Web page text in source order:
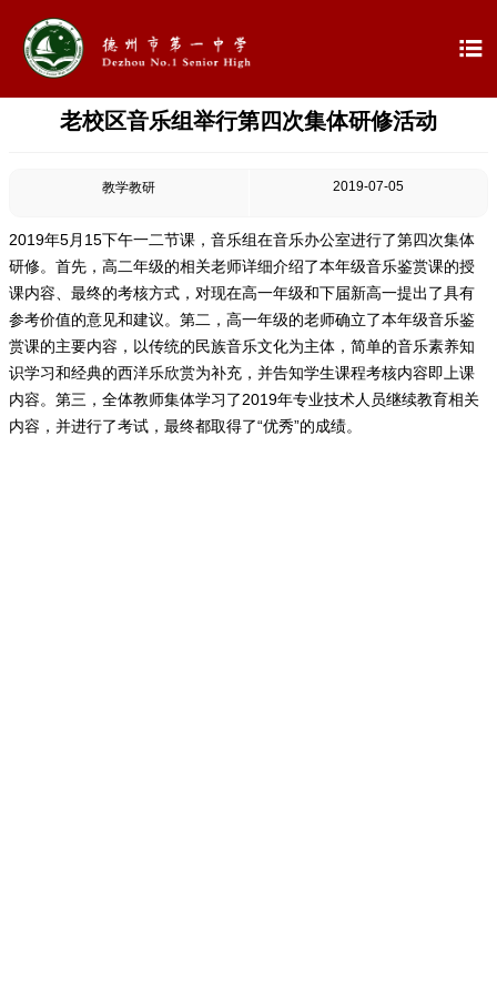

老校区音乐组举行第四次集体研修活动
教学教研 2019-07-05
2019年5月15下午一二节课，音乐组在音乐办公室进行了第四次集体
研修。首先，高二年级的相关老师详细介绍了本年级音乐鉴赏课的授
课内容、最终的考核方式，对现在高一年级和下届新高一提出了具有
参考价值的意见和建议。第二，高一年级的老师确立了本年级音乐鉴
赏课的主要内容，以传统的民族音乐文化为主体，简单的音乐素养知
识学习和经典的西洋乐欣赏为补充，并告知学生课程考核内容即上课
内容。第三，全体教师集体学习了2019年专业技术人员继续教育相关
内容，并进行了考试，最终都取得了“优秀”的成绩。
首页
学校概况
 信息公开
 教学教研
 最新公告
 校园新闻